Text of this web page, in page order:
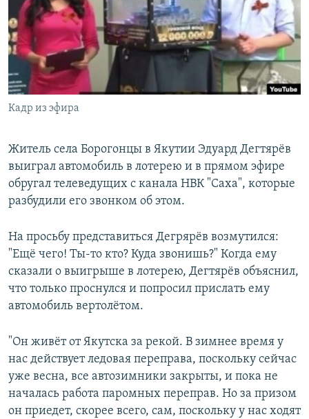
ПОДПИШИТЕСЬ НА РАССЫЛКУ
СОЦИАЛЬНЫЕ СЕТИ
Все сайты РСЕ/РС
Кадр из эфира
Житель села Борогонцы в Якутии Эдуард Дегтярёв
выиграл автомобиль в лотерею и в прямом эфире
обругал телеведущих с канала НВК "Саха", которые
разбудили его звонком об этом.
На просьбу представиться Дегрярёв возмутился:
"Ещё чего! Ты-то кто? Куда звонишь?" Когда ему
сказали о выигрыше в лотерею, Дегтярёв объяснил,
что только проснулся и попросил прислать ему
автомобиль вертолётом.
"Он живёт от Якутска за рекой. В зимнее время у
нас действует ледовая переправа, поскольку сейчас
уже весна, все автозимники закрыты, и пока не
началась работа паромных переправ. Но за призом
он приедет, скорее всего, сам, поскольку у нас ходят